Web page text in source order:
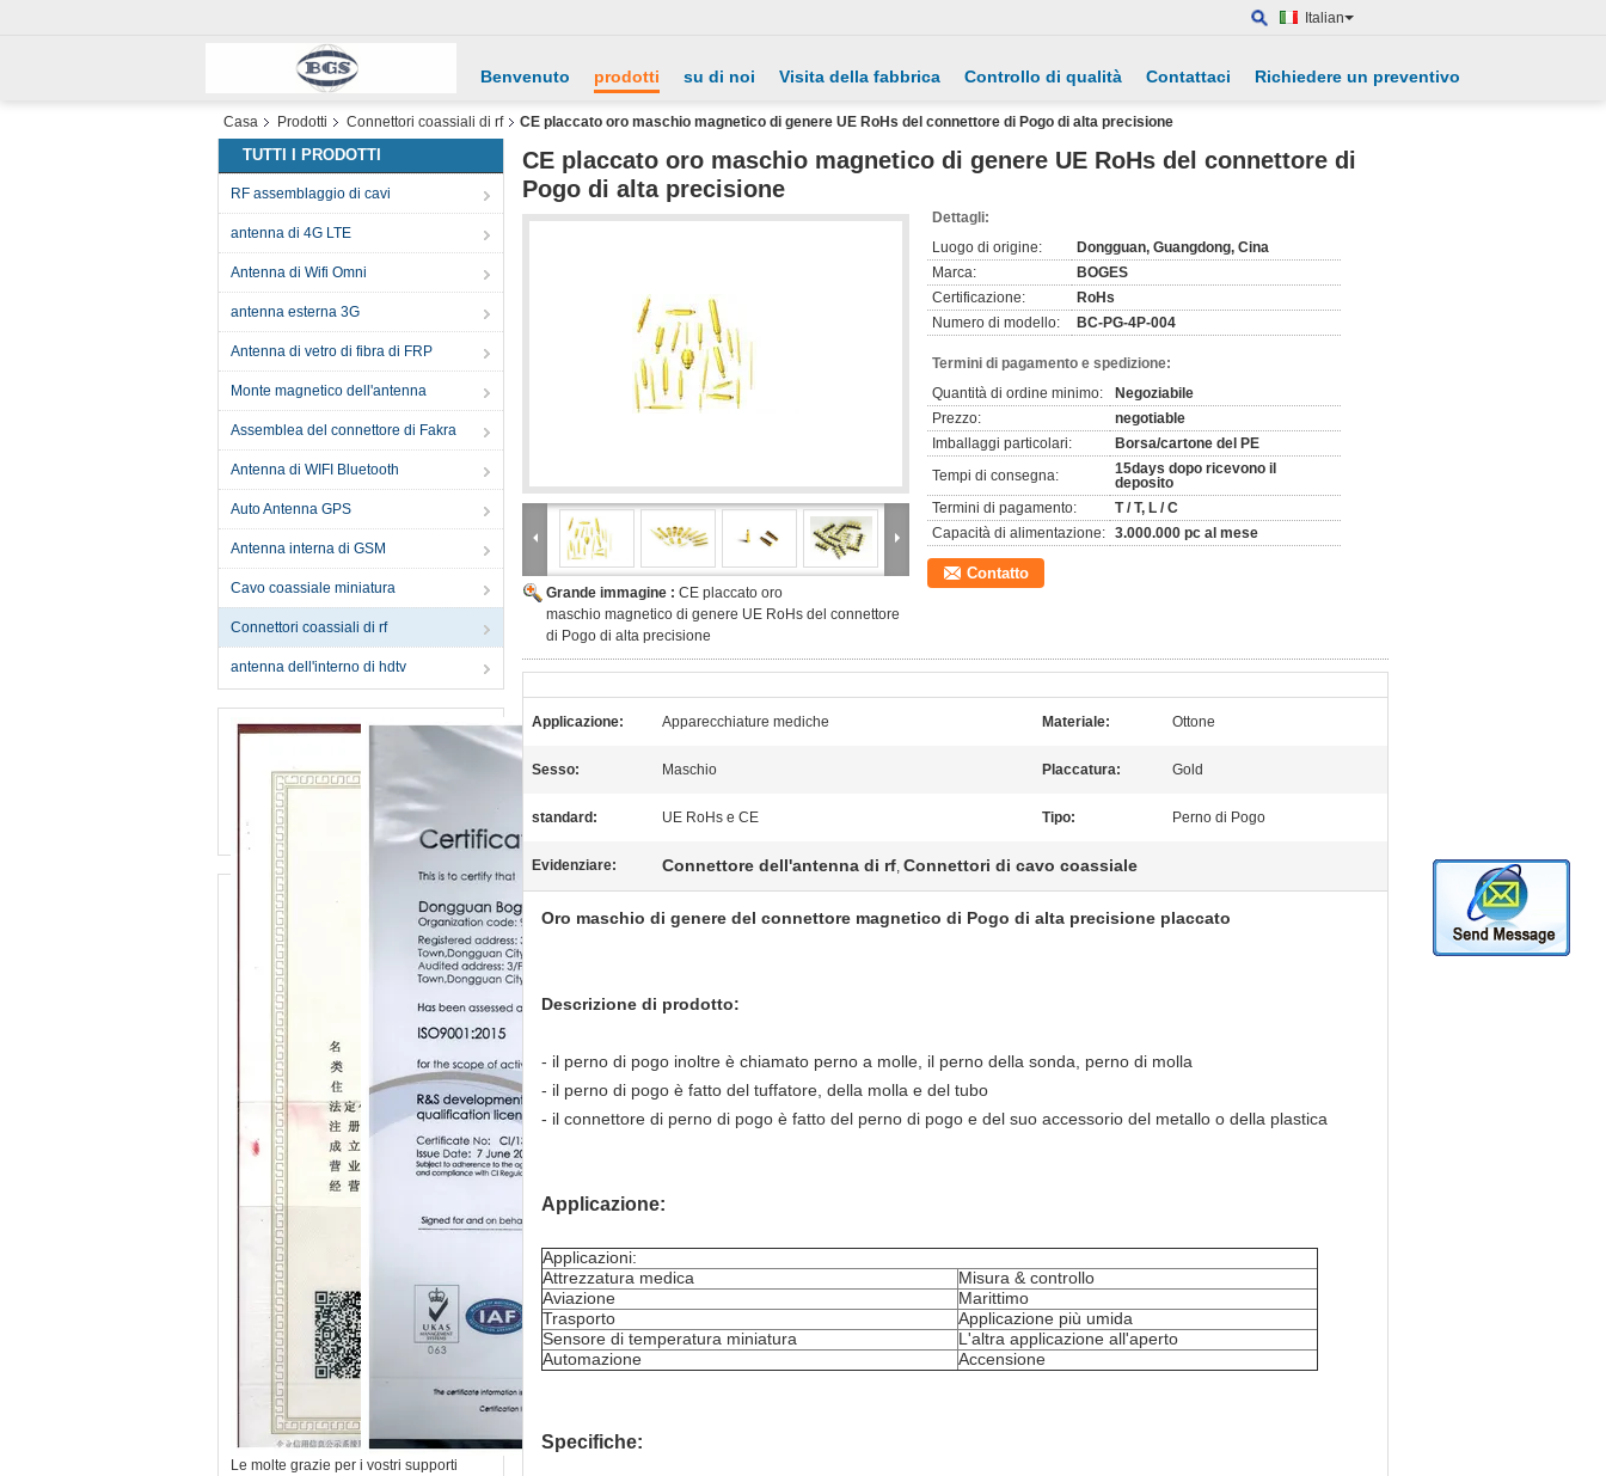
Italian
Benvenuto prodotti su di noi Visita della fabbrica Controllo di qualità Contattaci Richiedere un preventivo
Casa Prodotti Connettori coassiali di rf CE placcato oro maschio magnetico di genere UE RoHs del connettore di Pogo di alta precisione
TUTTI I PRODOTTI
RF assemblaggio di cavi
antenna di 4G LTE
Antenna di Wifi Omni
antenna esterna 3G
Antenna di vetro di fibra di FRP
Monte magnetico dell'antenna
Assemblea del connettore di Fakra
Antenna di WIFI Bluetooth
Auto Antenna GPS
Antenna interna di GSM
Cavo coassiale miniatura
Connettori coassiali di rf
antenna dell'interno di hdtv
Le molte grazie per i vostri supporti
CE placcato oro maschio magnetico di genere UE RoHs del connettore di
Pogo di alta precisione
Grande immagine : CE placcato oro
maschio magnetico di genere UE RoHs del connettore
di Pogo di alta precisione
Dettagli:
Luogo di origine:
Dongguan, Guangdong, Cina
Marca:
BOGES
Certificazione:
RoHs
Numero di modello:
BC-PG-4P-004
Termini di pagamento e spedizione:
Quantità di ordine minimo:
Negoziabile
Prezzo:
negotiable
Imballaggi particolari:
Borsa/cartone del PE
Tempi di consegna:
15days dopo ricevono il
deposito
Termini di pagamento:
T / T, L / C
Capacità di alimentazione: 3.000.000 pc al mese
Contatto
Applicazione: Apparecchiature mediche Materiale: Ottone
Sesso: Maschio Placcatura: Gold
standard: UE RoHs e CE Tipo: Perno di Pogo
Evidenziare: Connettore dell'antenna di rf, Connettori di cavo coassiale
Oro maschio di genere del connettore magnetico di Pogo di alta precisione placcato
Descrizione di prodotto:
- il perno di pogo inoltre è chiamato perno a molle, il perno della sonda, perno di molla
- il perno di pogo è fatto del tuffatore, della molla e del tubo
- il connettore di perno di pogo è fatto del perno di pogo e del suo accessorio del metallo o della plastica
Applicazione:
Applicazioni:
Attrezzatura medica
Misura & controllo
Aviazione
Marittimo
Trasporto
Applicazione più umida
Sensore di temperatura miniatura
L'altra applicazione all'aperto
Automazione
Accensione
Specifiche: